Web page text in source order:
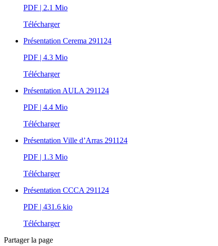
PDF | 2.1 Mio
Télécharger
Présentation Cerema 291124
PDF | 4.3 Mio
Télécharger
Présentation AULA 291124
PDF | 4.4 Mio
Télécharger
Présentation Ville d’Arras 291124
PDF | 1.3 Mio
Télécharger
Présentation CCCA 291124
PDF | 431.6 kio
Télécharger
Partager la page